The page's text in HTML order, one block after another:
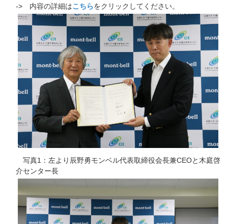
-> 内容の詳細は こちらをクリックしてください。
写真1：左より辰野勇モンベル代表取締役会長兼CEOと木庭啓
介センター長